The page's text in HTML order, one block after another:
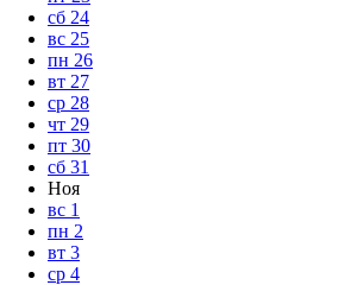
сб 24
вс 25
пн 26
вт 27
ср 28
чт 29
пт 30
сб 31
Ноя
вс 1
пн 2
вт 3
ср 4